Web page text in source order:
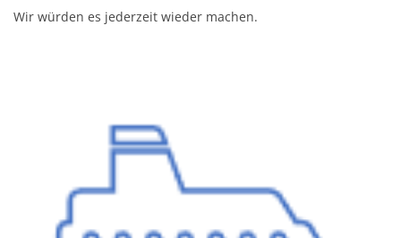
Wir würden es jederzeit wieder machen.